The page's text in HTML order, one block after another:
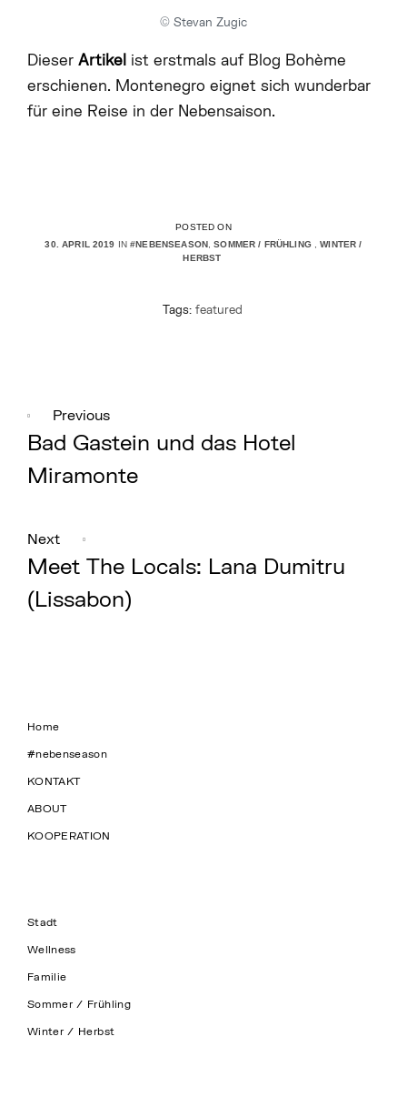
POSTED ON
30. APRIL 2019 IN#NEBENSEASON ,SOMMER / FRÜHLING ,WINTER /
HERBST
Tags: featured
Previous
Bad Gastein und das Hotel
Miramonte
Next
Meet The Locals: Lana Dumitru
(Lissabon)
© Stevan Zugic
Dieser Artikel ist erstmals auf Blog Bohème
erschienen. Montenegro eignet sich wunderbar
für eine Reise in der Nebensaison.
Home
#nebenseason
KONTAKT
ABOUT
KOOPERATION
Stadt
Wellness
Familie
Sommer / Frühling
Winter / Herbst